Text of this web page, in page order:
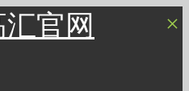
官网 ×